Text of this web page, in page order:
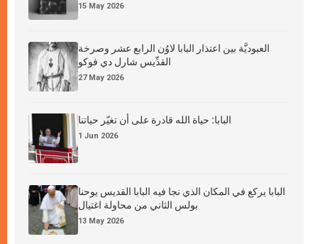
15 May 2026
العبوديَّة بين اعتذار البابا لاوُن الرابع عشر وصرخة
القدِّيس شارل دي فوكو
27 May 2026
البابا: حياة الله قادرة على أن تغيّر حياتنا
1 Jun 2026
البابا يركع في المكان الذي نجا فيه البابا القديس يوحنا
بولس الثاني من محاولة اغتيال
13 May 2026